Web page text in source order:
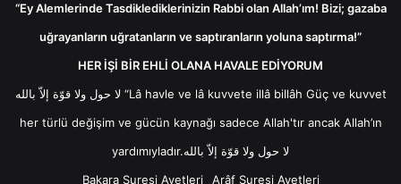
“Ey Alemlerinde Tasdiklediklerinizin Rabbi olan Allah’ım! Bizi; gazaba
uğrayanların uğratanların ve saptıranların yoluna saptırma!”
HER İŞİ BİR EHLİ OLANA HAVALE EDİYORUM
لا حول ولا قوّة إلاّ بالله “Lâ havle ve lâ kuvvete illâ billâh Güç ve kuvvet
her türlü değişim ve gücün kaynağı sadece Allah'tır ancak Allah’ın
yardımıyladır.لا حول ولا قوّة إلاّ بالله
Bakara Suresi Ayetleri
Arâf Suresi Ayetleri